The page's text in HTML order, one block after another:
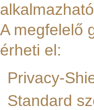
A megfelelő
érheti el:
Privacy-
Standard